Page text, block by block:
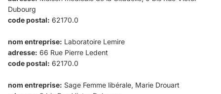
Dubourg
code postal: 62170.0
nom entreprise: Laboratoire Lemire
adresse: 66 Rue Pierre Ledent
code postal: 62170.0
nom entreprise: Sage Femme libérale, Marie Drouart